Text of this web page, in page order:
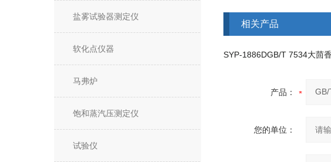
盐雾试验器测定仪
软化点仪器
马弗炉
饱和蒸汽压测定仪
试验仪
相关产品
产品：
您的单位：